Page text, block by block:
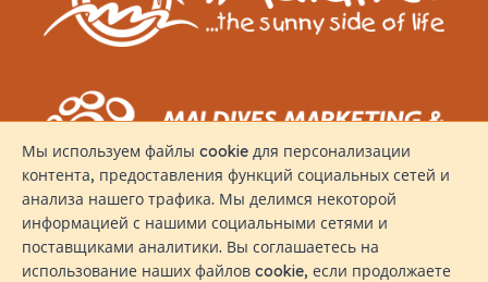
Контакт
Мы используем файлы cookie для персонализации
контента, предоставления функций социальных сетей и
анализа нашего трафика. Мы делимся некоторой
информацией с нашими социальными сетями и
поставщиками аналитики. Вы соглашаетесь на
использование наших файлов cookie, если продолжаете